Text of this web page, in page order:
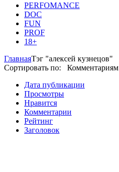
PERFOMANCE
DOC
FUN
PROF
18+
ГлавнаяТэг "алексей кузнецов"
Сортировать по: Комментариям
Дата публикации
Просмотры
Нравится
Комментарии
Рейтинг
Заголовок